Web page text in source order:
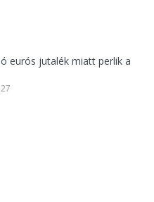
eurós jutalék miatt perlik a